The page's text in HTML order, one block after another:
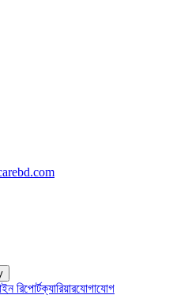
রিপোর্টক্যারিয়ারযোগাযোগ